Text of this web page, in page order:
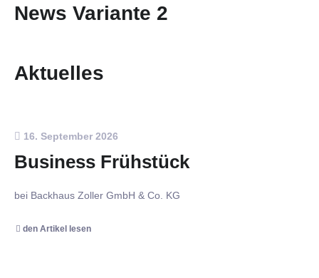
News Variante 2
Aktuelles
16. September 2026
Business Frühstück
bei Backhaus Zoller GmbH & Co. KG
den Artikel lesen